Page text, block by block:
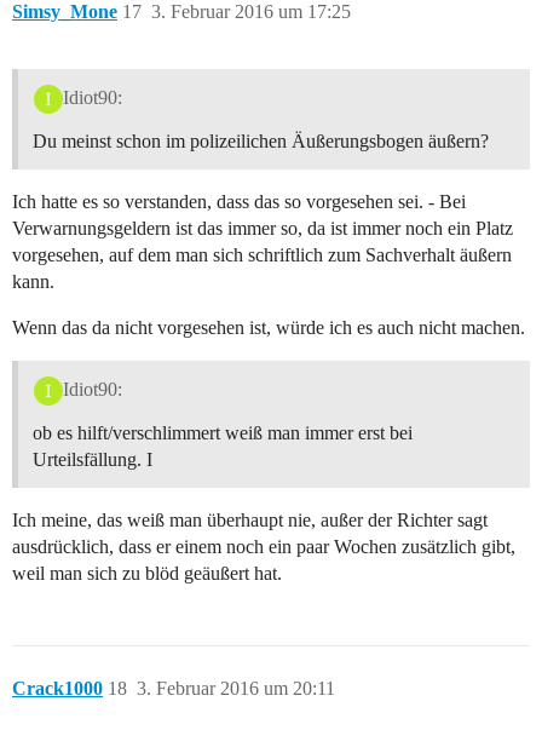
Simsy_Mone 3. Februar 2016 um 17:25
17
Idiot90:
Du meinst schon im polizeilichen Äußerungsbogen äußern?
Ich hatte es so verstanden, dass das so vorgesehen sei. - Bei
Verwarnungsgeldern ist das immer so, da ist immer noch ein Platz
vorgesehen, auf dem man sich schriftlich zum Sachverhalt äußern
kann.
Wenn das da nicht vorgesehen ist, würde ich es auch nicht machen.
Idiot90:
ob es hilft/verschlimmert weiß man immer erst bei
Urteilsfällung. I
Ich meine, das weiß man überhaupt nie, außer der Richter sagt
ausdrücklich, dass er einem noch ein paar Wochen zusätzlich gibt,
weil man sich zu blöd geäußert hat.
Crack1000 3. Februar 2016 um 20:11
18